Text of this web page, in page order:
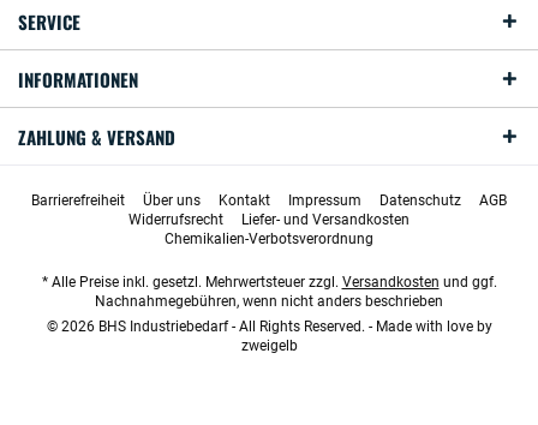
SERVICE
INFORMATIONEN
ZAHLUNG & VERSAND
Barrierefreiheit Über uns Kontakt Impressum Datenschutz
AGB
Widerrufsrecht
Liefer- und Versandkosten
Chemikalien-Verbotsverordnung
* Alle Preise inkl. gesetzl. Mehrwertsteuer zzgl. Versandkosten und ggf.
Nachnahmegebühren, wenn nicht anders beschrieben
© 2026 BHS Industriebedarf - All Rights Reserved. - Made with love by
zweigelb